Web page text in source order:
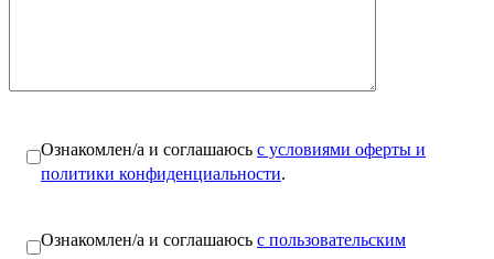
Ознакомлен/а и соглашаюсь с условиями оферты и
политики конфиденциальности.
Ознакомлен/а и соглашаюсь с пользовательским